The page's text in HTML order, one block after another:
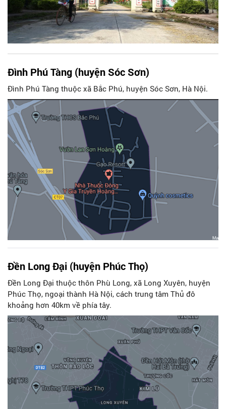
Đình Phú Tàng (huyện Sóc Sơn)
Đình Phú Tàng thuộc xã Bắc Phú, huyện Sóc Sơn, Hà Nội.
Đền Long Đại (huyện Phúc Thọ)
Đền Long Đại thuộc thôn Phù Long, xã Long Xuyên, huyện
Phúc Thọ, ngoại thành Hà Nội, cách trung tâm Thủ đô
khoảng hơn 40km về phía tây.